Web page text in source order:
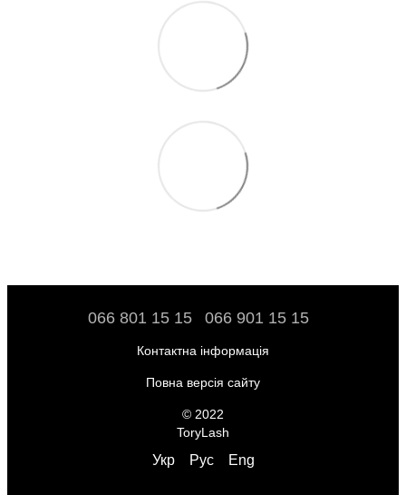
066 801 15 15 066 901 15 15
Контактна інформація
Повна версія сайту
© 2022
ToryLash
Укр Рус Eng